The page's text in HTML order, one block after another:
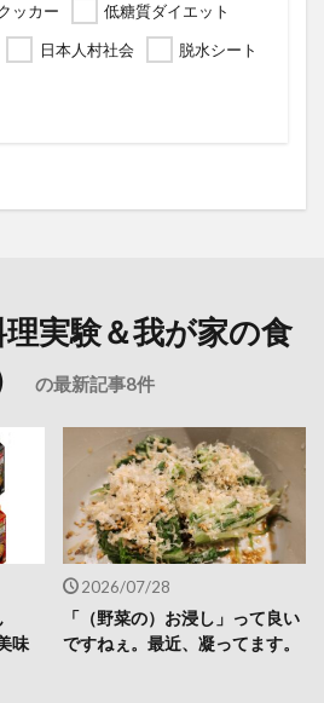
ッカー
低糖質ダイエット
日本人村社会 脱水シート
実験＆我が家の食
の最新記事8件
味
2026/07/28
「（野菜の）お浸し」って良い
ですねぇ。最近、凝ってます。